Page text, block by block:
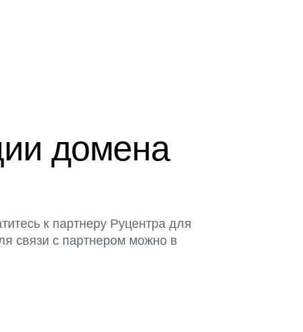
домена
к партнеру Руцентра для
связи с партнером можно в